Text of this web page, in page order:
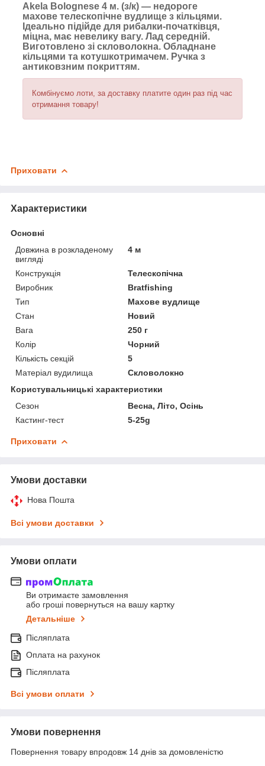
Akela Bolognese 4 м. (з/к) — недороге
махове телескопічне вудлище з кільцями.
Ідеально підійде для рибалки-початківця,
міцна, має невелику вагу. Лад середній.
Виготовлено зі скловолокна. Обладнане
кільцями та котушкотримачем. Ручка з
антиковзним покриттям.
Комбінуємо лоти, за доставку платите один раз під час
отримання товару!
Приховати
Характеристики
Основні
Довжина в розкладеному
вигляді
4 м
Конструкція
Телескопічна
Виробник
Bratfishing
Тип
Махове вудлище
Стан
Новий
Вага
250 г
Колір
Чорний
Кількість секцій
5
Матеріал вудилища
Скловолокно
Користувальницькі характеристики
Сезон
Весна, Літо, Осінь
Кастинг-тест
5-25g
Приховати
Умови доставки
Нова Пошта
Всі умови доставки
Умови оплати
Ви отримаєте замовлення
або гроші повернуться на вашу картку
Детальніше
Післяплата
Оплата на рахунок
Післяплата
Всі умови оплати
Умови повернення
Повернення товару впродовж 14 днів за домовленістю